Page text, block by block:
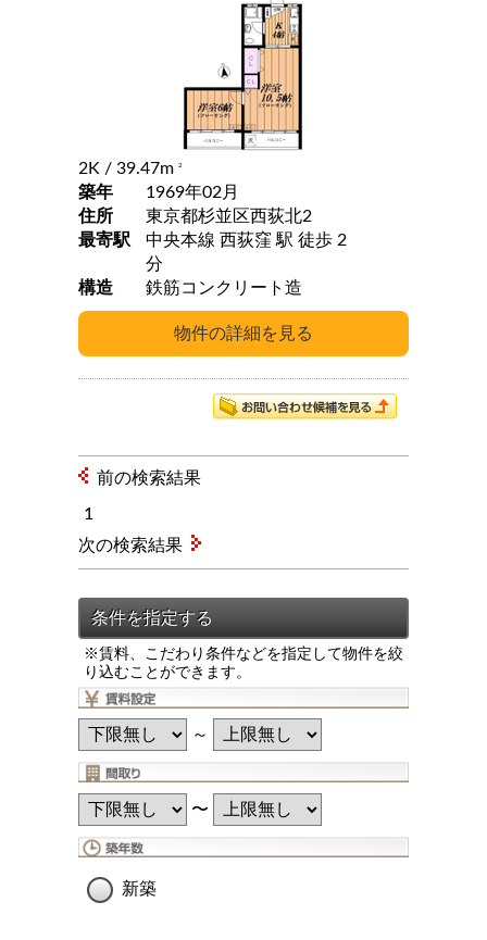
2K / 39.47m 2
築年
1969年02月
住所
東京都杉並区西荻北2
最寄駅
中央本線 西荻窪 駅 徒歩 2
分
構造
鉄筋コンクリート造
前の検索結果
1
※賃料、こだわり条件などを指定して物件を絞
り込むことができます。
～
〜
新築